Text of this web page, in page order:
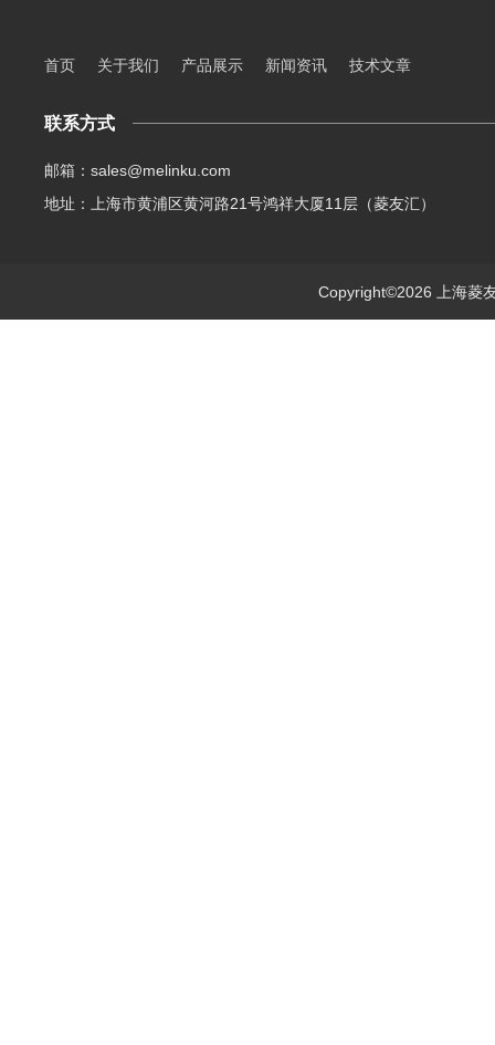
首页 关于我们 产品展示 新闻资讯 技术文章
联系方式
邮箱：sales@melinku.com
地址：上海市黄浦区黄河路21号鸿祥大厦11层（菱友汇）
Copyright©2026 上海菱